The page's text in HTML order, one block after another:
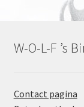
W-O-L-F ’s
Contact pagina